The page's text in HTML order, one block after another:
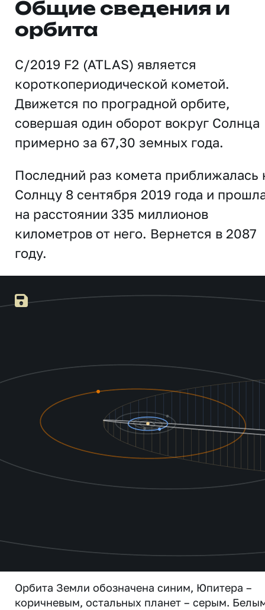
Общие сведения и
орбита
C/2019 F2 (ATLAS) является
короткопериодической кометой.
Движется по проградной орбите,
совершая один оборот вокруг Солнца
примерно за 67,30 земных года.
Последний раз комета приближалась
Солнцу 8 сентября 2019 года и
на расстоянии 335 миллионов
километров от него. Вернется в 2087
году.
Орбита Земли обозначена синим, Юпитера –
коричневым, остальных планет – серым.